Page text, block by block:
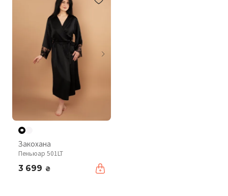
Закохана
Пеньюар 501LT
3 699 ₴